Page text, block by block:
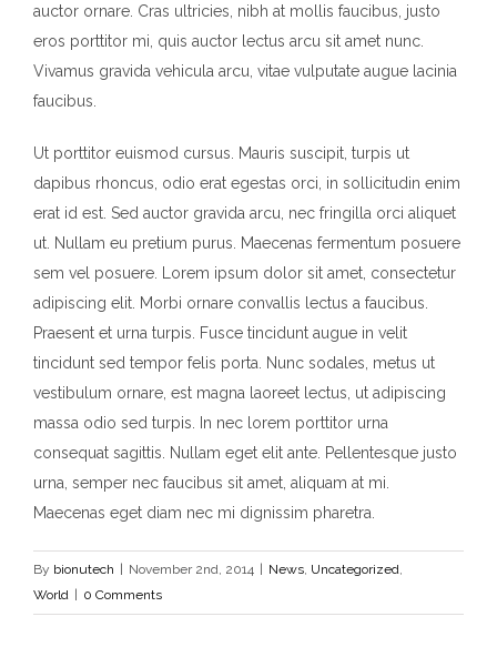
auctor ornare. Cras ultricies, nibh at mollis faucibus, justo
eros porttitor mi, quis auctor lectus arcu sit amet nunc.
Vivamus gravida vehicula arcu, vitae vulputate augue lacinia
faucibus.
Ut porttitor euismod cursus. Mauris suscipit, turpis ut
dapibus rhoncus, odio erat egestas orci, in sollicitudin enim
erat id est. Sed auctor gravida arcu, nec fringilla orci aliquet
ut. Nullam eu pretium purus. Maecenas fermentum posuere
sem vel posuere. Lorem ipsum dolor sit amet, consectetur
adipiscing elit. Morbi ornare convallis lectus a faucibus.
Praesent et urna turpis. Fusce tincidunt augue in velit
tincidunt sed tempor felis porta. Nunc sodales, metus ut
vestibulum ornare, est magna laoreet lectus, ut adipiscing
massa odio sed turpis. In nec lorem porttitor urna
consequat sagittis. Nullam eget elit ante. Pellentesque justo
urna, semper nec faucibus sit amet, aliquam at mi.
Maecenas eget diam nec mi dignissim pharetra.
By bionutech November 2nd, 2014 News, Uncategorized,
World
0 Comments